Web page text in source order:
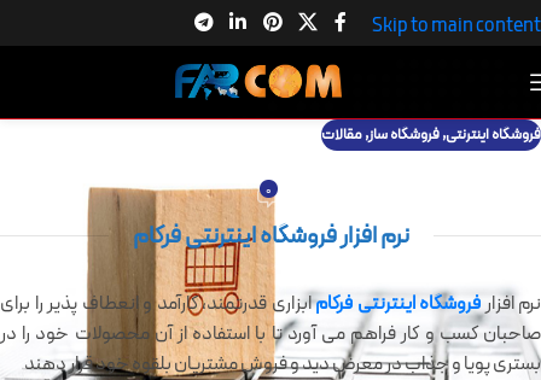
Skip to main content
فروشگاه اینترنتی,فروشگاه ساز,مقالات
0
نرم افزار فروشگاه اینترنتی فرکام
نرم افزار فروشگاهاینترنتی فرکامابزاری قدرتمند، کارآمد و انعطاف پذیر را برای
صاحبان کسب و کار فراهم می آورد تا با استفاده از آن محصولات خود را در
بستری پویا و جذاب در معرض دید و فروش مشتریان بلقوه خود قرار دهند